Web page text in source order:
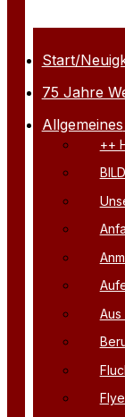
Start/
75 Jahre
Allgemeines
++